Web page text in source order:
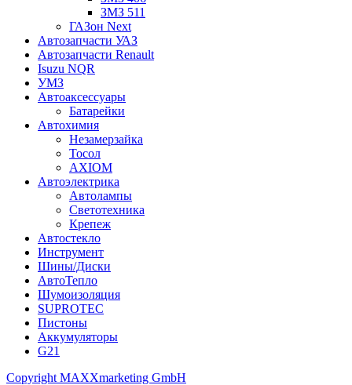
ЗМЗ 511
ГАЗон Next
Автозапчасти УАЗ
Автозапчасти Renault
Isuzu NQR
УМЗ
Автоаксессуары
Батарейки
Автохимия
Незамерзайка
Тосол
AXIOM
Автоэлектрика
Автолампы
Светотехника
Крепеж
Автостекло
Инструмент
Шины/Диски
АвтоТепло
Шумоизоляция
SUPROTEC
Пистоны
Аккумуляторы
G21
Copyright MAXXmarketing GmbH